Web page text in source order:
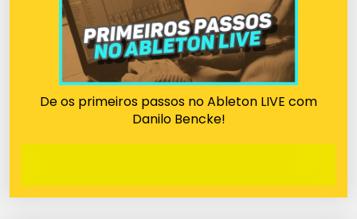
De os primeiros passos no Ableton LIVE com
Danilo Bencke!